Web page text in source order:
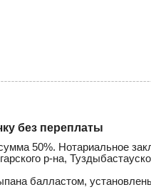
без переплаты
50%. Нотариальное
р-на,
балластом,